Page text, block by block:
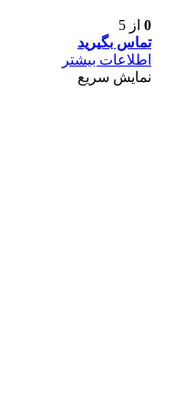
0 از 5
تماس بگیرید
اطلاعات بیشتر
نمایش سریع